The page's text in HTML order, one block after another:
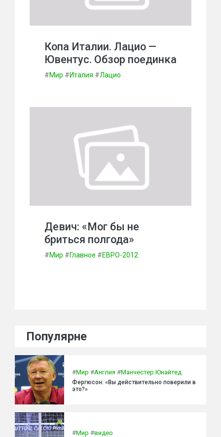
Копа Италии. Лацио —
Ювентус. Обзор поединка
#Мир #Италия #Лацио
Девич: «Мог бы не
бриться полгода»
#Мир #Главное #ЕВРО-2012
Популярне
#Мир #Англия #Манчестер Юнайтед
Фергюсон: «Вы действительно поверили в
это?»
#Мир #видео